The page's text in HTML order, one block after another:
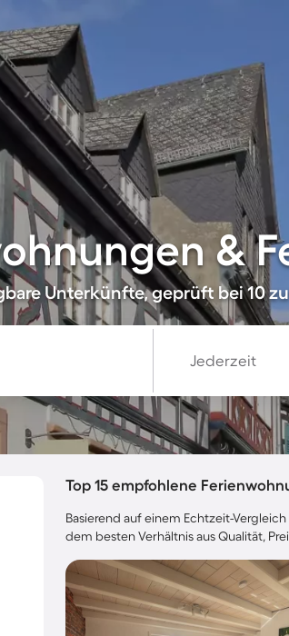
&
Unterkünfte, geprüft bei 10
Jederzeit
Top 15 empfohlene
Basierend auf einem Echtzeit-
dem besten Verhältnis aus Qualität,